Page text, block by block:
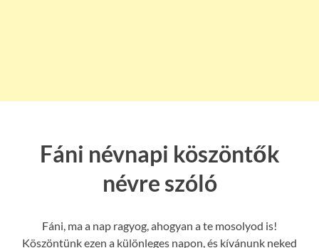
Fáni névnapi köszöntők
névre szóló
Fáni, ma a nap ragyog, ahogyan a te mosolyod is!
Köszöntünk ezen a különleges napon, és kívánunk neked